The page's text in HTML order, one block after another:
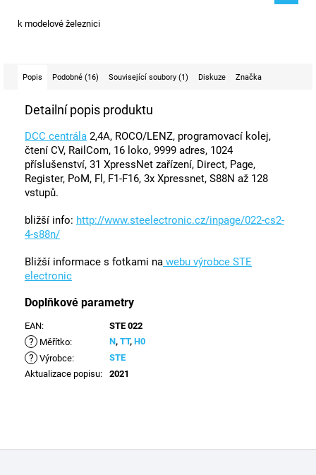
k modelové železnici
Popis Podobné (16) Související soubory (1) Diskuze Značka
Detailní popis produktu
DCC centrála 2,4A, ROCO/LENZ, programovací kolej,
čtení CV, RailCom, 16 loko, 9999 adres, 1024
příslušenství, 31 XpressNet zařízení, Direct, Page,
Register, PoM, Fl, F1-F16, 3x Xpressnet, S88N až 128
vstupů.
bližší info: http://www.steelectronic.cz/inpage/022-cs2-
4-s88n/
Bližší informace s fotkami na webu výrobce STE
electronic
Doplňkové parametry
EAN: STE 022
? Měřítko: N, TT, H0
? Výrobce:
STE
Aktualizace popisu: 2021